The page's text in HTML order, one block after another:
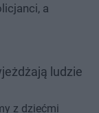
a
ludzie
z dziećmi